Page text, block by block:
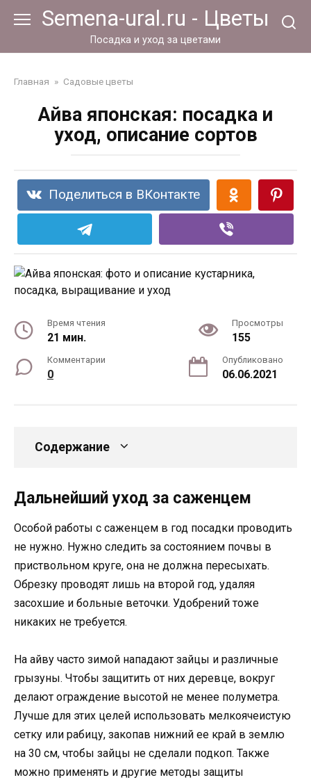
Semena-ural.ru - Цветы
Посадка и уход за цветами
Главная » Садовые цветы
Айва японская: посадка и
уход, описание сортов
Поделиться в ВКонтакте
Время чтения
21 мин.
Просмотры
155
Комментарии
0
Опубликовано
06.06.2021
Содержание
Дальнейший уход за саженцем
Особой работы с саженцем в год посадки проводить
не нужно. Нужно следить за состоянием почвы в
приствольном круге, она не должна пересыхать.
Обрезку проводят лишь на второй год, удаляя
засохшие и больные веточки. Удобрений тоже
никаких не требуется.
На айву часто зимой нападают зайцы и различные
грызуны. Чтобы защитить от них деревце, вокруг
делают ограждение высотой не менее полуметра.
Лучше для этих целей использовать мелкоячеистую
сетку или рабицу, закопав нижний ее край в землю
на 30 см, чтобы зайцы не сделали подкоп. Также
можно применять и другие методы защиты